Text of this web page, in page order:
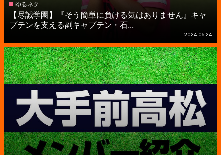
ゆるネタ
【尽誠学園】『そう簡単に負ける気はありません』キャ
プテンを支える副キャプテン・石...
2024.06.24